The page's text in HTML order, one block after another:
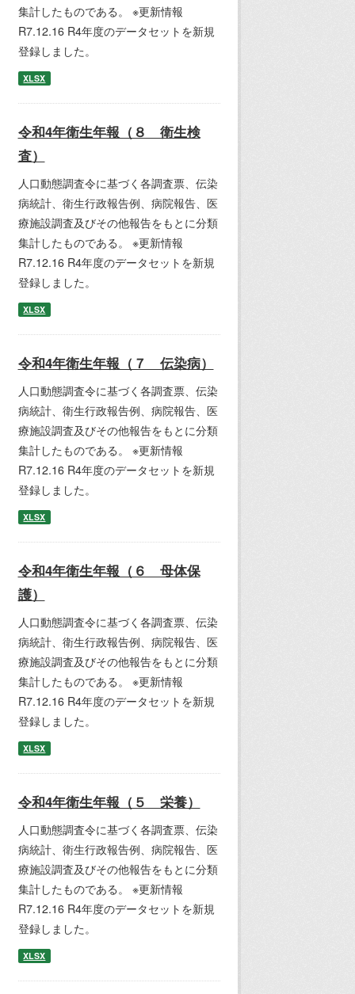
集計したものである。 ※更新情報
R7.12.16 R4年度のデータセットを新規
登録しました。
XLSX
令和4年衛生年報（８ 衛生検
査）
人口動態調査令に基づく各調査票、伝染
病統計、衛生行政報告例、病院報告、医
療施設調査及びその他報告をもとに分類
集計したものである。 ※更新情報
R7.12.16 R4年度のデータセットを新規
登録しました。
XLSX
令和4年衛生年報（７ 伝染病）
人口動態調査令に基づく各調査票、伝染
病統計、衛生行政報告例、病院報告、医
療施設調査及びその他報告をもとに分類
集計したものである。 ※更新情報
R7.12.16 R4年度のデータセットを新規
登録しました。
XLSX
令和4年衛生年報（６ 母体保
護）
人口動態調査令に基づく各調査票、伝染
病統計、衛生行政報告例、病院報告、医
療施設調査及びその他報告をもとに分類
集計したものである。 ※更新情報
R7.12.16 R4年度のデータセットを新規
登録しました。
XLSX
令和4年衛生年報（５ 栄養）
人口動態調査令に基づく各調査票、伝染
病統計、衛生行政報告例、病院報告、医
療施設調査及びその他報告をもとに分類
集計したものである。 ※更新情報
R7.12.16 R4年度のデータセットを新規
登録しました。
XLSX